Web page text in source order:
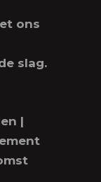
ons
slag.
|